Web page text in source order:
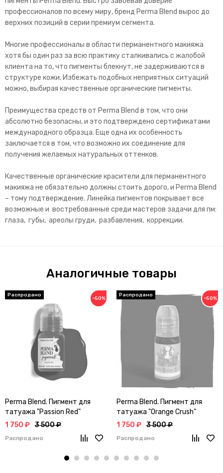
профессионалов по всему миру, бренд Perma Blend вырос до
верхних позиций в серии премиум сегмента.
Многие профессионалы в области перманентного макияжа
хотя бы один раз за всю практику сталкивались с жалобой
клиента на то, что пигменты блекнут, не задерживаются в
структуре кожи. Избежать подобных неприятных ситуаций
можно, выбирая качественные органические пигменты.
Преимущества средств от Perma Blend в том, что они
абсолютно безопасны, и это подтверждено сертификатами
международного образца. Еще одна их особенность
заключается в том, что возможно их соединение для
получения желаемых натуральных оттенков.
Качественные органические красители для перманентного
макияжа не обязательно должны стоить дорого, и Perma Blend
– тому подтверждение. Линейка пигментов покрывает все
возможные и востребованные среди мастеров задачи для пм:
глаза, губы, ареолы груди, разбавления, коррекции.
Аналогичные товары
−50%
Perma Blend. Пигмент для
татуажа "Passion Red"
1 750 ₽ 3 500 ₽
Распродано
−50%
Perma Blend. Пигмент для
татуажа "Orange Crush"
1 750 ₽ 3 500 ₽
Распродано